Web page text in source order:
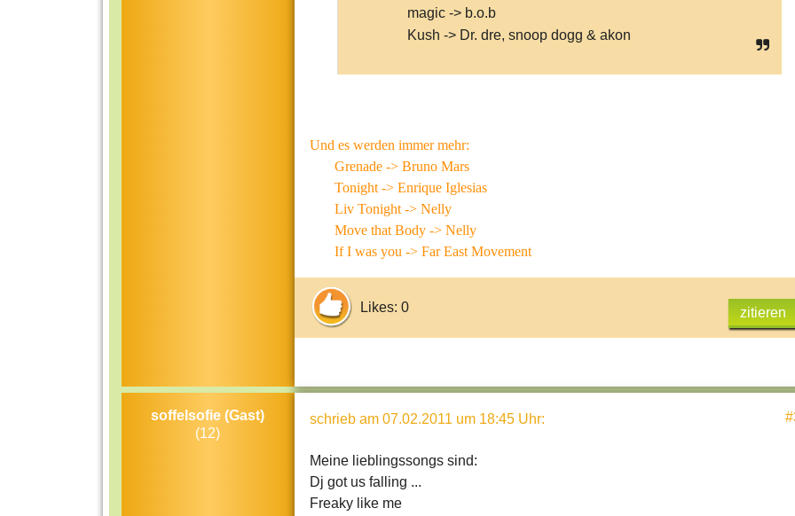
magic -> b.o.b
Kush -> Dr. dre, snoop dogg & akon
Und es werden immer mehr:
Grenade -> Bruno Mars
Tonight -> Enrique Iglesias
Liv Tonight -> Nelly
Move that Body -> Nelly
If I was you -> Far East Movement
Likes: 0 zitieren
soffelsofie (Gast)
(12)
schrieb am 07.02.2011 um 18:45 Uhr:
Meine lieblingssongs sind:
Dj got us falling ...
Freaky like me